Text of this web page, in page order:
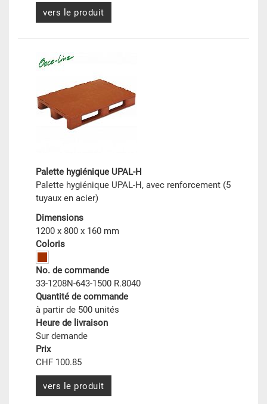
vers le produit
Palette hygiénique UPAL-H
Palette hygiénique UPAL-H, avec renforcement (5
tuyaux en acier)
Dimensions
1200 x 800 x 160 mm
Coloris
No. de commande
33-1208N-643-1500 R.8040
Quantité de commande
à partir de 500 unités
Heure de livraison
Sur demande
Prix
CHF 100.85
vers le produit